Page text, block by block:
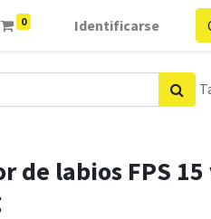
0 Identificarse
de labios FPS